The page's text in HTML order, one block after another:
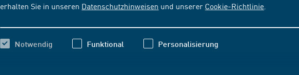
erhalten Sie in unseren Datenschutzhinweisen und unserer Cookie-Richtlinie
Notwendig Funktional Personalisierung